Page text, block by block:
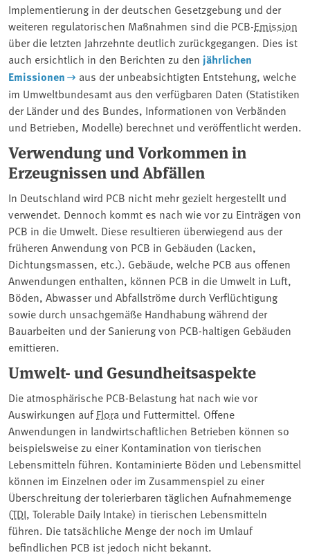
Implementierung in der deutschen Gesetzgebung und der
weiteren regulatorischen Maßnahmen sind die PCB-Emission
über die letzten Jahrzehnte deutlich zurückgegangen. Dies ist
auch ersichtlich in den Berichten zu den jährlichen
Emissionen
aus der unbeabsichtigten Entstehung, welche
im Umweltbundesamt aus den verfügbaren Daten (Statistiken
der Länder und des Bundes, Informationen von Verbänden
und Betrieben, Modelle) berechnet und veröffentlicht werden.
Verwendung und Vorkommen in
Erzeugnissen und Abfällen
In Deutschland wird PCB nicht mehr gezielt hergestellt und
verwendet. Dennoch kommt es nach wie vor zu Einträgen von
PCB in die Umwelt. Diese resultieren überwiegend aus der
früheren Anwendung von PCB in Gebäuden (Lacken,
Dichtungsmassen, etc.). Gebäude, welche PCB aus offenen
Anwendungen enthalten, können PCB in die Umwelt in Luft,
Böden, Abwasser und Abfallströme durch Verflüchtigung
sowie durch unsachgemäße Handhabung während der
Bauarbeiten und der Sanierung von PCB-haltigen Gebäuden
emittieren.
Umwelt- und Gesundheitsaspekte
Die atmosphärische PCB-Belastung hat nach wie vor
Auswirkungen aufFlora und Futtermittel. Offene
Anwendungen in landwirtschaftlichen Betrieben können so
beispielsweise zu einer Kontamination von tierischen
Lebensmitteln führen. Kontaminierte Böden und Lebensmittel
können im Einzelnen oder im Zusammenspiel zu einer
Überschreitung der tolerierbaren täglichen Aufnahmemenge
(TDI, Tolerable Daily Intake) in tierischen Lebensmitteln
führen. Die tatsächliche Menge der noch im Umlauf
befindlichen PCB ist jedoch nicht bekannt.